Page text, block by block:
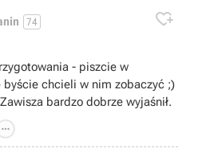
74 
- piszcie w
byście chcieli w nim zobaczyć ;)
bardzo dobrze wyjaśnił.
